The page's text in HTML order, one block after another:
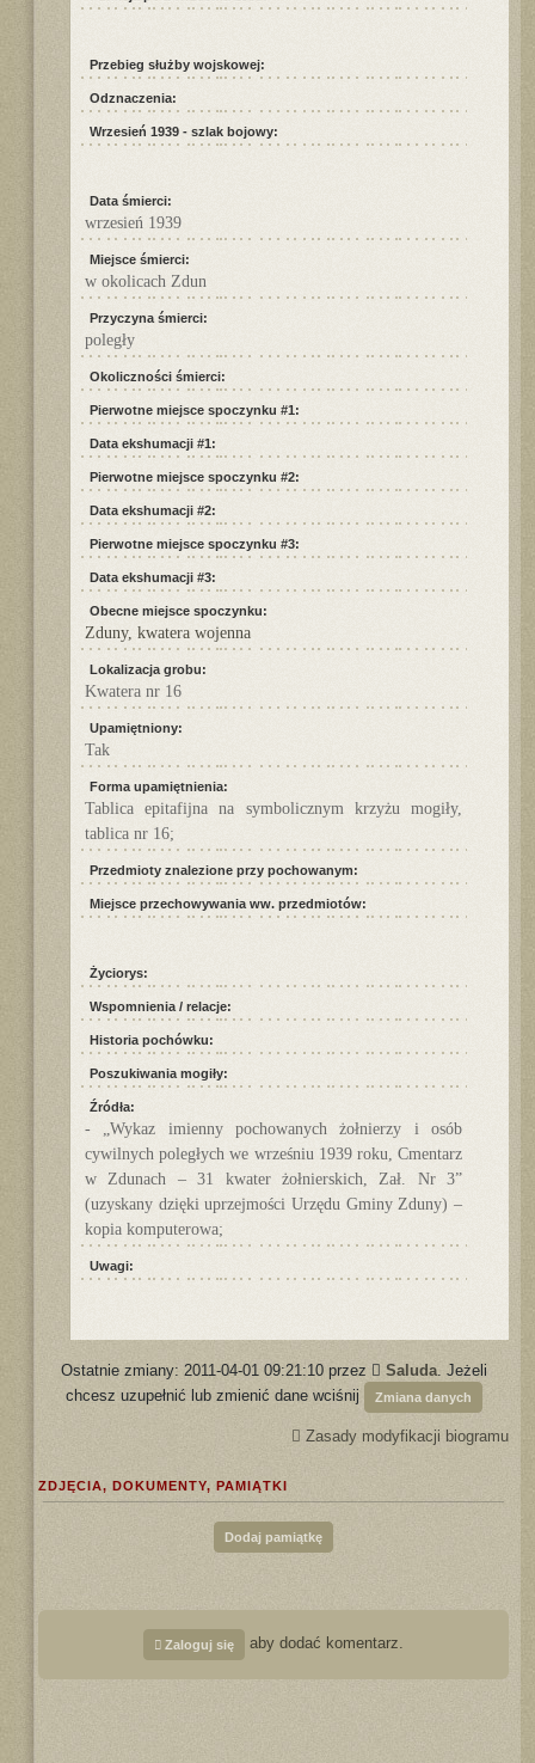
Przebieg służby wojskowej:
Odznaczenia:
Wrzesień 1939 - szlak bojowy:
Data śmierci:
wrzesień 1939
Miejsce śmierci:
w okolicach Zdun
Przyczyna śmierci:
poległy
Okoliczności śmierci:
Pierwotne miejsce spoczynku #1:
Data ekshumacji #1:
Pierwotne miejsce spoczynku #2:
Data ekshumacji #2:
Pierwotne miejsce spoczynku #3:
Data ekshumacji #3:
Obecne miejsce spoczynku:
Zduny, kwatera wojenna
Lokalizacja grobu:
Kwatera nr 16
Upamiętniony:
Tak
Forma upamiętnienia:
Tablica epitafijna na symbolicznym krzyżu mogiły,
tablica nr 16;
Przedmioty znalezione przy pochowanym:
Miejsce przechowywania ww. przedmiotów:
Życiorys:
Wspomnienia / relacje:
Historia pochówku:
Poszukiwania mogiły:
Źródła:
- „Wykaz imienny pochowanych żołnierzy i osób
cywilnych poległych we wrześniu 1939 roku, Cmentarz
w Zdunach – 31 kwater żołnierskich, Zał. Nr 3”
(uzyskany dzięki uprzejmości Urzędu Gminy Zduny) –
kopia komputerowa;
Uwagi:
Ostatnie zmiany: 2011-04-01 09:21:10 przez Saluda. Jeżeli
chcesz uzupełnić lub zmienić dane wciśnij
Zmiana danych
Zasady modyfikacji biogramu
ZDJĘCIA, DOKUMENTY, PAMIĄTKI
Dodaj pamiątkę
Zaloguj się aby dodać komentarz.